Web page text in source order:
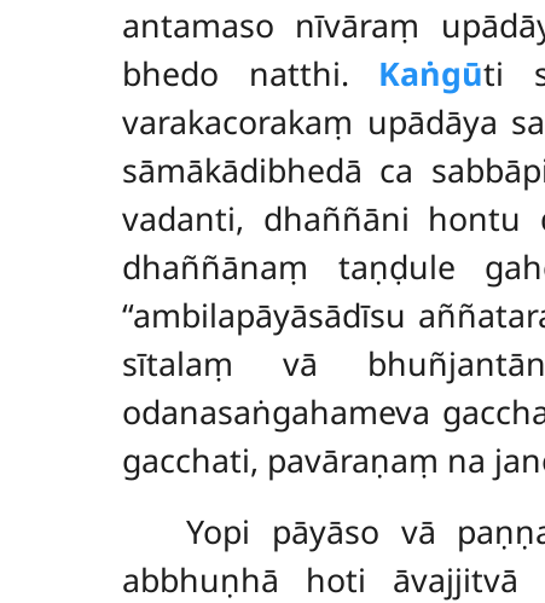
antamaso nīvāraṃ
bhedo natthi. Kaṅgūti
varakacorakaṃ upādāya
sāmākādibhedā ca
vadanti, dhaññāni hontu
dhaññānaṃ taṇḍule
‘‘ambilapāyāsādīsu
sītalaṃ vā
odanasaṅgahameva
gacchati, pavāraṇaṃ na
Yopi pāyāso vā
abbhuṇhā hoti āvajjitvā